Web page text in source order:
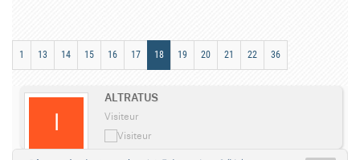
1 13 14 15 16 17 18 19 20 21 22 36
ALTRATUS
Visiteur